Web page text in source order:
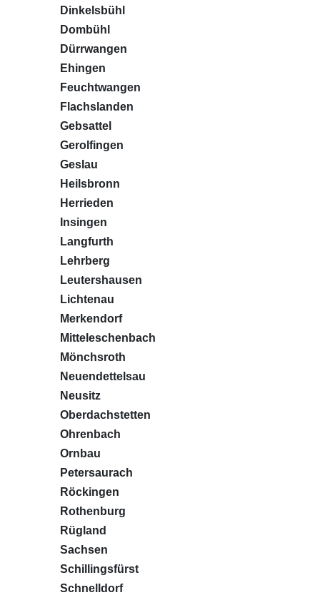
Dinkelsbühl
Dombühl
Dürrwangen
Ehingen
Feuchtwangen
Flachslanden
Gebsattel
Gerolfingen
Geslau
Heilsbronn
Herrieden
Insingen
Langfurth
Lehrberg
Leutershausen
Lichtenau
Merkendorf
Mitteleschenbach
Mönchsroth
Neuendettelsau
Neusitz
Oberdachstetten
Ohrenbach
Ornbau
Petersaurach
Röckingen
Rothenburg
Rügland
Sachsen
Schillingsfürst
Schnelldorf